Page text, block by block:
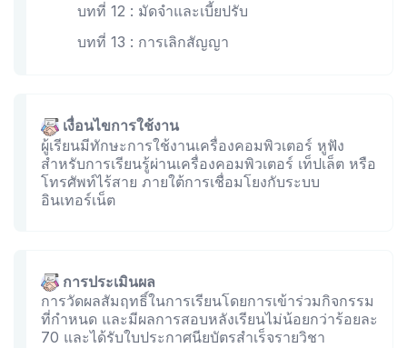
บทที่ 12 : มัดจำและเบี้ยปรับ
บทที่ 13 : การเลิกสัญญา
เงื่อนไขการใช้งาน
ผู้เรียนมีทักษะการใช้งานเครื่องคอมพิวเตอร์ หูฟัง
สำหรับการเรียนรู้ผ่านเครื่องคอมพิวเตอร์ เท็ปเล็ต หรือ
โทรศัพท์ไร้สาย ภายใต้การเชื่อมโยงกับระบบ
อินเทอร์เน็ต
การประเมินผล
การวัดผลสัมฤทธิ์ในการเรียนโดยการเข้าร่วมกิจกรรม
ที่กำหนด และมีผลการสอบหลังเรียนไม่น้อยกว่าร้อยละ
70 และได้รับใบประกาศนียบัตรสำเร็จรายวิชา